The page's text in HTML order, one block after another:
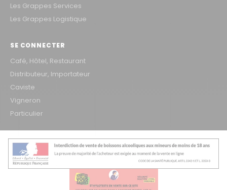
Les Grappes Services
Les Grappes Logistique
SE CONNECTER
Café, Hôtel, Restaurant
Distributeur, Importateur
Caviste
Vigneron
Particulier